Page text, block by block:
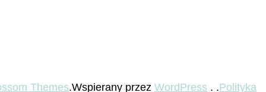
Themes.Wspierany przez WordPress . .Polityka